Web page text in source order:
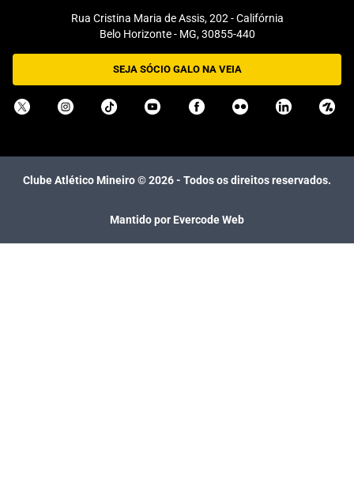
Rua Cristina Maria de Assis, 202 - Califórnia
Belo Horizonte - MG, 30855-440
SEJA SÓCIO GALO NA VEIA
Clube Atlético Mineiro ©2026- Todos os direitos reservados.
Mantido por Evercode Web